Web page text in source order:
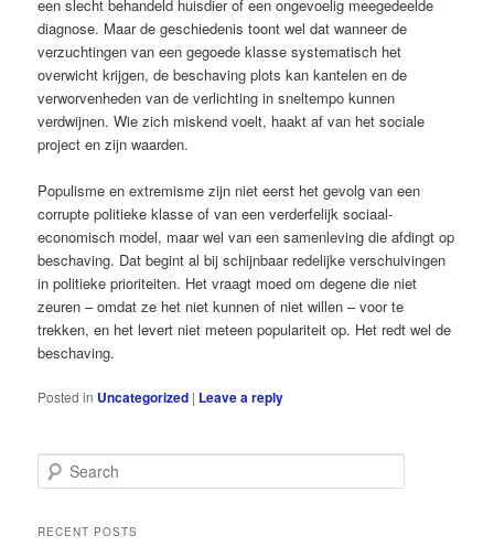
een slecht behandeld huisdier of een ongevoelig meegedeelde
diagnose. Maar de geschiedenis toont wel dat wanneer de
verzuchtingen van een gegoede klasse systematisch het
overwicht krijgen, de beschaving plots kan kantelen en de
verworvenheden van de verlichting in sneltempo kunnen
verdwijnen. Wie zich miskend voelt, haakt af van het sociale
project en zijn waarden.
Populisme en extremisme zijn niet eerst het gevolg van een
corrupte politieke klasse of van een verderfelijk sociaal­
economisch model, maar wel van een samenleving die afdingt op
beschaving. Dat begint al bij schijnbaar redelijke verschuivingen
in politieke prioriteiten. Het vraagt moed om degene die niet
zeuren – omdat ze het niet kunnen of niet willen – voor te
trekken, en het levert niet meteen populariteit op. Het redt wel de
beschaving.
Posted in Uncategorized | Leave a reply
e
rRECENT POSTS